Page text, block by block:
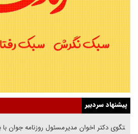
پیشنهاد سردبیر
گفتگوی دکتر اخوان مدیرمسئول روزنامه جوان با